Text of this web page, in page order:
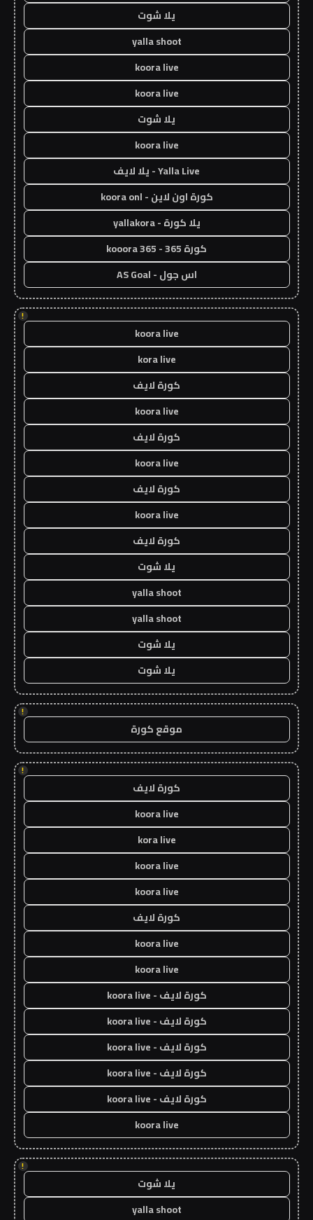
يلا شوت
yalla shoot
koora live
koora live
يلا شوت
koora live
Yalla Live - يلا لايف
كورة اون لاين - koora onl
يلا كورة - yallakora
كورة 365 - kooora 365
اس جول - AS Goal
!
koora live
kora live
كورة لايف
koora live
كورة لايف
koora live
كورة لايف
koora live
كورة لايف
يلا شوت
yalla shoot
yalla shoot
يلا شوت
يلا شوت
!
موقع كورة
!
كورة لايف
koora live
kora live
koora live
koora live
كورة لايف
koora live
koora live
كورة لايف - koora live
كورة لايف - koora live
كورة لايف - koora live
كورة لايف - koora live
كورة لايف - koora live
koora live
!
يلا شوت
yalla shoot